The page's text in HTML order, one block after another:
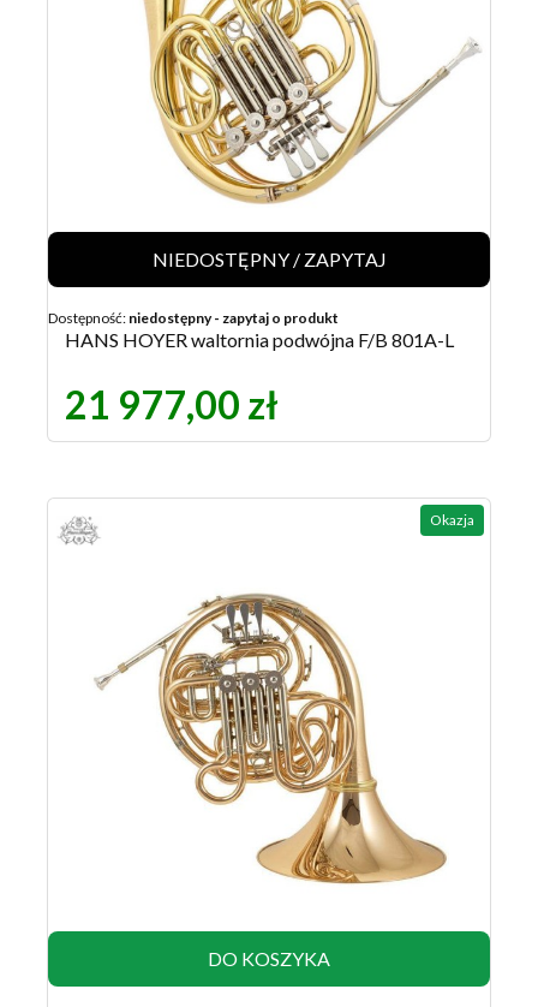
NIEDOSTĘPNY / ZAPYTAJ
Dostępność: niedostępny - zapytaj o produkt
HANS HOYER waltornia podwójna F/B 801A-L
21 977,00 zł
Okazja
DO KOSZYKA